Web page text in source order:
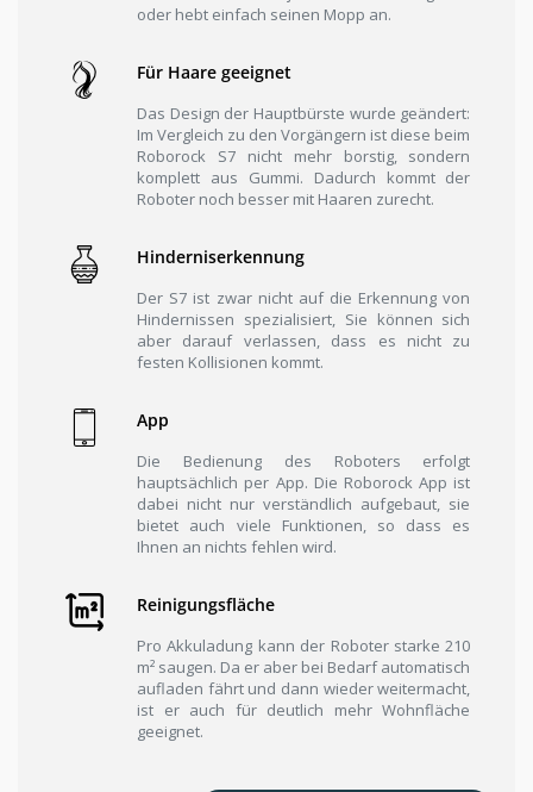
oder hebt einfach seinen Mopp an.
Für Haare geeignet
Das Design der Hauptbürste wurde geändert:
Im Vergleich zu den Vorgängern ist diese beim
Roborock S7 nicht mehr borstig, sondern
komplett aus Gummi. Dadurch kommt der
Roboter noch besser mit Haaren zurecht.
Hinderniserkennung
Der S7 ist zwar nicht auf die Erkennung von
Hindernissen spezialisiert, Sie können sich
aber darauf verlassen, dass es nicht zu
festen Kollisionen kommt.
App
Die Bedienung des Roboters erfolgt
hauptsächlich per App. Die Roborock App ist
dabei nicht nur verständlich aufgebaut, sie
bietet auch viele Funktionen, so dass es
Ihnen an nichts fehlen wird.
Reinigungsfläche
Pro Akkuladung kann der Roboter starke 210
m² saugen. Da er aber bei Bedarf automatisch
aufladen fährt und dann wieder weitermacht,
ist er auch für deutlich mehr Wohnfläche
geeignet.